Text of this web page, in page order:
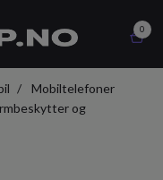
0
Mobiltelefoner
og